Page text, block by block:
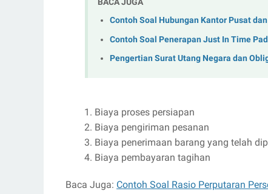
Contoh Soal Hubungan Kantor Pusat
Contoh Soal Penerapan Just In Time
Pengertian Surat Utang Negara dan
Biaya proses persiapan
Biaya pengiriman pesanan
Biaya penerimaan barang yang telah
Biaya pembayaran tagihan
Baca Juga: Contoh Soal Rasio Perputaran